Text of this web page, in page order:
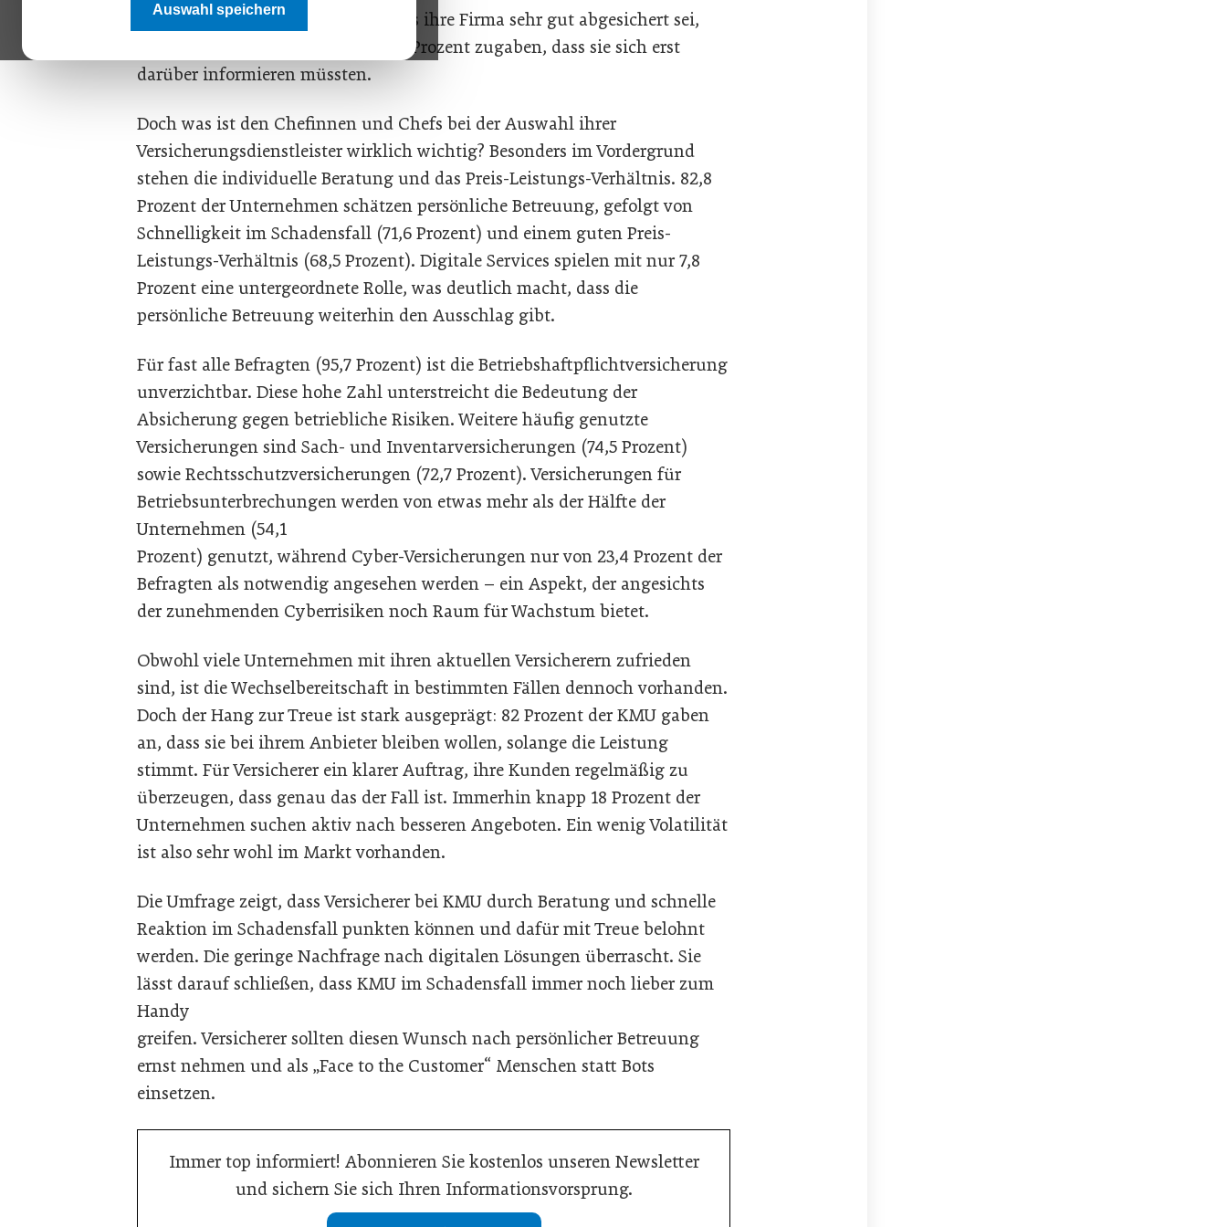
Auswahl speichern
Befragten gaben an, zu wissen, dass ihre Firma sehr gut abgesichert sei,
während nur etwas mehr als neun Prozent zugaben, dass sie sich erst
darüber informieren müssten.
Doch was ist den Chefinnen und Chefs bei der Auswahl ihrer
Versicherungsdienstleister wirklich wichtig? Besonders im Vordergrund
stehen die individuelle Beratung und das Preis-Leistungs-Verhältnis. 82,8
Prozent der Unternehmen schätzen persönliche Betreuung, gefolgt von
Schnelligkeit im Schadensfall (71,6 Prozent) und einem guten Preis-
Leistungs-Verhältnis (68,5 Prozent). Digitale Services spielen mit nur 7,8
Prozent eine untergeordnete Rolle, was deutlich macht, dass die
persönliche Betreuung weiterhin den Ausschlag gibt.
Für fast alle Befragten (95,7 Prozent) ist die Betriebshaftpflichtversicherung
unverzichtbar. Diese hohe Zahl unterstreicht die Bedeutung der
Absicherung gegen betriebliche Risiken. Weitere häufig genutzte
Versicherungen sind Sach- und Inventarversicherungen (74,5 Prozent)
sowie Rechtsschutzversicherungen (72,7 Prozent). Versicherungen für
Betriebsunterbrechungen werden von etwas mehr als der Hälfte der
Unternehmen (54,1
Prozent) genutzt, während Cyber-Versicherungen nur von 23,4 Prozent der
Befragten als notwendig angesehen werden – ein Aspekt, der angesichts
der zunehmenden Cyberrisiken noch Raum für Wachstum bietet.
Obwohl viele Unternehmen mit ihren aktuellen Versicherern zufrieden
sind, ist die Wechselbereitschaft in bestimmten Fällen dennoch vorhanden.
Doch der Hang zur Treue ist stark ausgeprägt: 82 Prozent der KMU gaben
an, dass sie bei ihrem Anbieter bleiben wollen, solange die Leistung
stimmt. Für Versicherer ein klarer Auftrag, ihre Kunden regelmäßig zu
überzeugen, dass genau das der Fall ist. Immerhin knapp 18 Prozent der
Unternehmen suchen aktiv nach besseren Angeboten. Ein wenig Volatilität
ist also sehr wohl im Markt vorhanden.
Die Umfrage zeigt, dass Versicherer bei KMU durch Beratung und schnelle
Reaktion im Schadensfall punkten können und dafür mit Treue belohnt
werden. Die geringe Nachfrage nach digitalen Lösungen überrascht. Sie
lässt darauf schließen, dass KMU im Schadensfall immer noch lieber zum
Handy
greifen. Versicherer sollten diesen Wunsch nach persönlicher Betreuung
ernst nehmen und als „Face to the Customer“ Menschen statt Bots
einsetzen.
Immer top informiert! Abonnieren Sie kostenlos unseren Newsletter
und sichern Sie sich Ihren Informationsvorsprung.